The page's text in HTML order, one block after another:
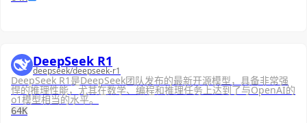
DeepSeek R1
deepseek/deepseek-r1
DeepSeek R1是DeepSeek团队发布的最新开源模型，具备非常强
悍的推理性能，尤其在数学、编程和推理任务上达到了与OpenAI的
o1模型相当的水平。
64K